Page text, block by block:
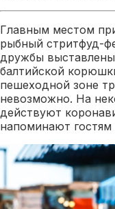
Главным местом
рыбный стритфуд-
дружбы
балтийской
пешеходной зоне
невозможно. На
действуют
напоминают